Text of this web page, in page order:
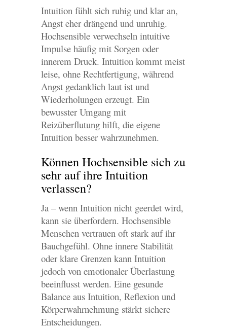
Intuition fühlt sich ruhig und klar an,
Angst eher drängend und unruhig.
Hochsensible verwechseln intuitive
Impulse häufig mit Sorgen oder
innerem Druck. Intuition kommt meist
leise, ohne Rechtfertigung, während
Angst gedanklich laut ist und
Wiederholungen erzeugt. Ein
bewusster Umgang mit
Reizüberflutung hilft, die eigene
Intuition besser wahrzunehmen.
Können Hochsensible sich zu
sehr auf ihre Intuition
verlassen?
Ja – wenn Intuition nicht geerdet wird,
kann sie überfordern. Hochsensible
Menschen vertrauen oft stark auf ihr
Bauchgefühl. Ohne innere Stabilität
oder klare Grenzen kann Intuition
jedoch von emotionaler Überlastung
beeinflusst werden. Eine gesunde
Balance aus Intuition, Reflexion und
Körperwahrnehmung stärkt sichere
Entscheidungen.